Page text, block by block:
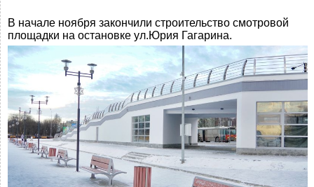
В начале ноября закончили строительство смотровой
площадки на остановке ул.Юрия Гагарина.